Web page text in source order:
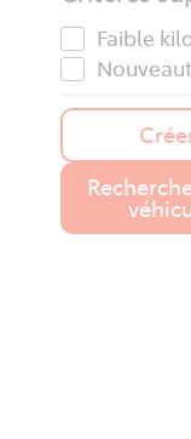
Faible